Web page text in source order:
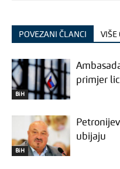
POVEZANI ČLANCI VIŠE
BiH
primjer
BiH
ubijaju